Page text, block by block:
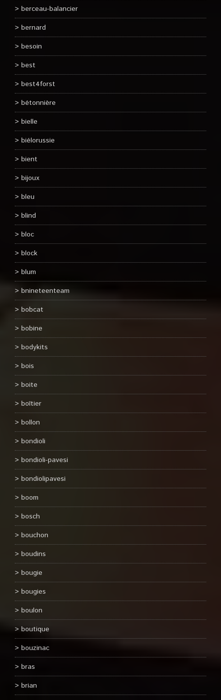
berceau-balancier
bernard
besoin
best
best4forst
bétonnière
bielle
biélorussie
bient
bijoux
bleu
blind
bloc
block
blum
bnineteenteam
bobcat
bobine
bodykits
bois
boite
boîtier
bollon
bondioli
bondioli-pavesi
bondiolipavesi
boom
bosch
bouchon
boudins
bougie
bougies
boulon
boutique
bouzinac
bras
brian